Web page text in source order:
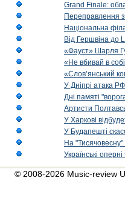
Grand Finale:
Переправлення
Національна
Від Гершвіна до
«Фауст» Шарля
«Не вбивай в
«Слов’янський
У Дніпрі атака
Дні памяті
Артисти
У Харкові
У Будапешті
На
Українські
© 2008-2026 Music-review